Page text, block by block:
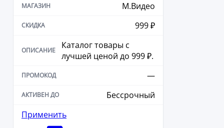
М.Видео
999 ₽
Каталог товары с
лучшей ценой до 999 ₽.
—
Бессрочный
Применить